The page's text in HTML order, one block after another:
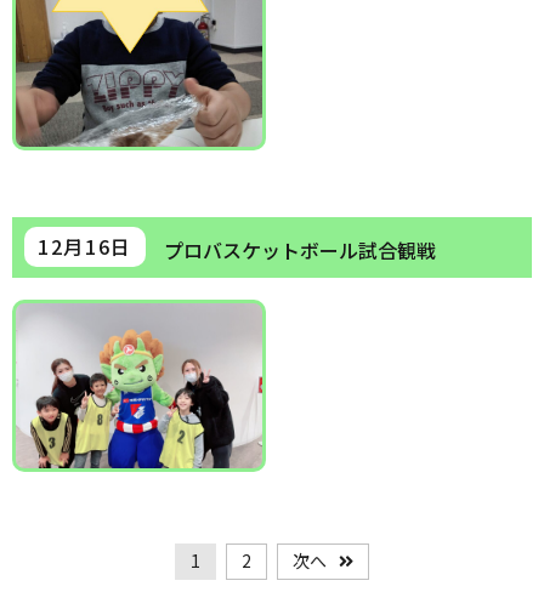
12月16日 プロバスケットボール試合観戦
1 2 次へ